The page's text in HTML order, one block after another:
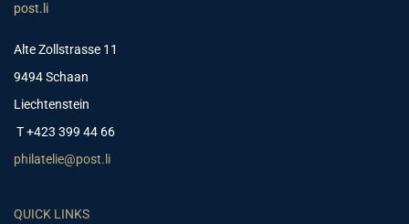
post.li
Alte Zollstrasse 11
9494 Schaan
Liechtenstein
T +423 399 44 66
philatelie@post.li
QUICK LINKS